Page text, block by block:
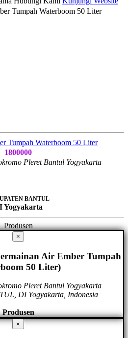
Tumpah Waterboom 50 Liter
1800000
Pleret Bantul Yogyakarta
BANTUL
Yogyakarta
Produsen
×
Air Ember Tumpah
50 Liter)
Pleret Bantul Yogyakarta
DI Yogyakarta, Indonesia
Produsen
×